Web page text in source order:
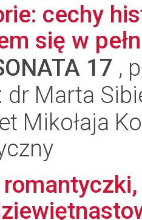
cechy
się w
17 ,
dr Marta
Mikołaja